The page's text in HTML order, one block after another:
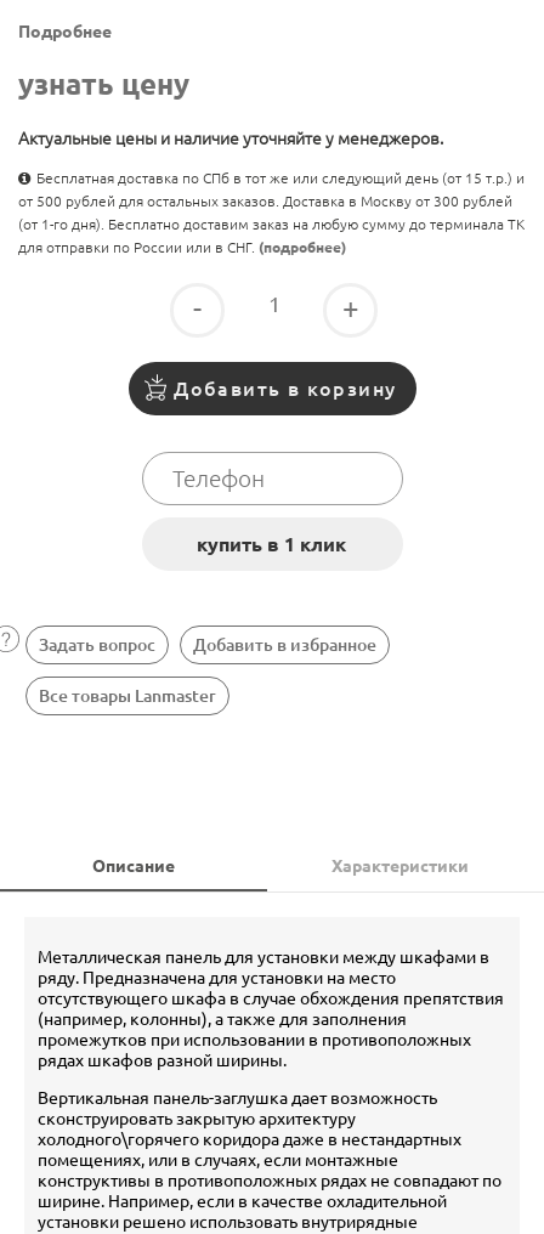
Подробнее
узнать цену
Актуальные цены и наличие уточняйте у менеджеров.
Бесплатная доставка по СПб в тот же или следующий день (от 15 т.р.) и
от 500 рублей для остальных заказов. Доставка в Москву от 300 рублей
(от 1-го дня). Бесплатно доставим заказ на любую сумму до терминала ТК
для отправки по России или в СНГ. (подробнее)
- +
Добавить в корзину
Задать вопрос Добавить в избранное
Все товары Lanmaster
Описание Характеристики
Металлическая панель для установки между шкафами в
ряду. Предназначена для установки на место
отсутствующего шкафа в случае обхождения препятствия
(например, колонны), а также для заполнения
промежутков при использовании в противоположных
рядах шкафов разной ширины.
Вертикальная панель-заглушка дает возможность
сконструировать закрытую архитектуру
холодного\горячего коридора даже в нестандартных
помещениях, или в случаях, если монтажные
конструктивы в противоположных рядах не совпадают по
ширине. Например, если в качестве охладительной
установки решено использовать внутрирядные